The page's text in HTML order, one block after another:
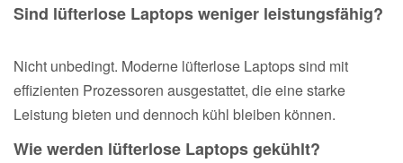
Sind lüfterlose Laptops weniger leistungsfähig?
Nicht unbedingt. Moderne lüfterlose Laptops sind mit
effizienten Prozessoren ausgestattet, die eine starke
Leistung bieten und dennoch kühl bleiben können.
Wie werden lüfterlose Laptops gekühlt?